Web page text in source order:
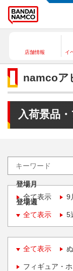
店舗情報 イ
namcoア
入荷景品
登場月
全て表示
9
登場週
全て表示
5
全て表示
フィギュア・